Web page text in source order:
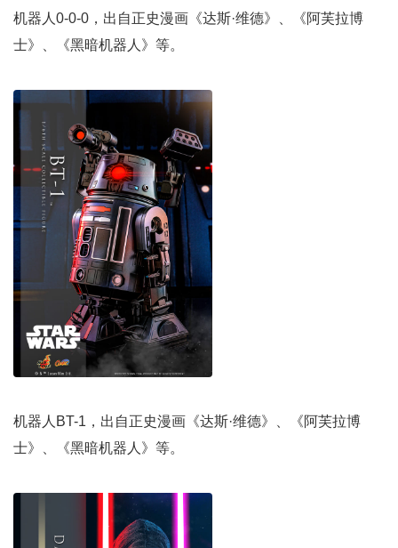
机器人0-0-0，出自正史漫画《达斯·维德》、《阿芙拉博
士》、《黑暗机器人》等。
机器人BT-1，出自正史漫画《达斯·维德》、《阿芙拉博
士》、《黑暗机器人》等。